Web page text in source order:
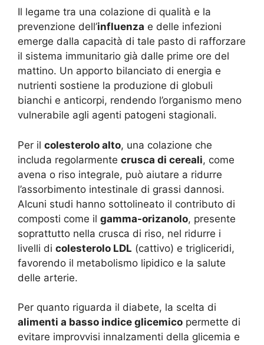
Il legame tra una colazione di qualità e la
prevenzione dell’influenza e delle infezioni
emerge dalla capacità di tale pasto di rafforzare
il sistema immunitario già dalle prime ore del
mattino. Un apporto bilanciato di energia e
nutrienti sostiene la produzione di globuli
bianchi e anticorpi, rendendo l’organismo meno
vulnerabile agli agenti patogeni stagionali.
Per il colesterolo alto, una colazione che
includa regolarmente crusca di cereali, come
avena o riso integrale, può aiutare a ridurre
l’assorbimento intestinale di grassi dannosi.
Alcuni studi hanno sottolineato il contributo di
composti come il gamma-orizanolo, presente
soprattutto nella crusca di riso, nel ridurre i
livelli di colesterolo LDL (cattivo) e trigliceridi,
favorendo il metabolismo lipidico e la salute
delle arterie.
Per quanto riguarda il diabete, la scelta di
alimenti a basso indice glicemico permette di
evitare improvvisi innalzamenti della glicemia e